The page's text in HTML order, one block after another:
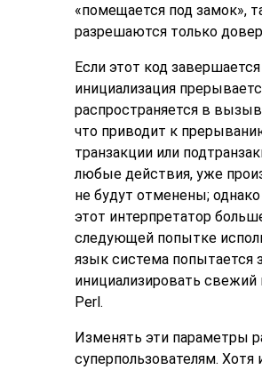
«помещается под замок»,
разрешаются только
Если этот код
инициализация
распространяется в
что приводит к
транзакции или
любые действия, уже
не будут отменены;
этот интерпретатор
следующей попытке
язык система попытается
инициализировать свежий
Perl.
Изменять эти параметры
суперпользователям. Хотя